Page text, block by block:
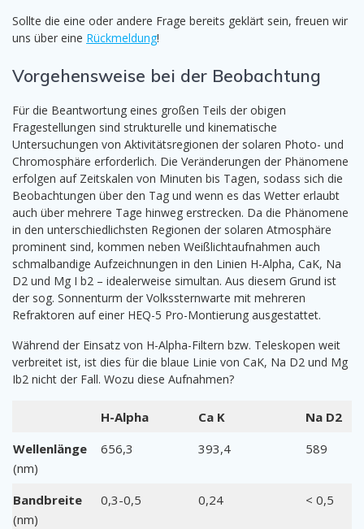
Sollte die eine oder andere Frage bereits geklärt sein, freuen wir
uns über eine Rückmeldung!
Vorgehensweise bei der Beobachtung
Für die Beantwortung eines großen Teils der obigen
Fragestellungen sind strukturelle und kinematische
Untersuchungen von Aktivitätsregionen der solaren Photo- und
Chromosphäre erforderlich. Die Veränderungen der Phänomene
erfolgen auf Zeitskalen von Minuten bis Tagen, sodass sich die
Beobachtungen über den Tag und wenn es das Wetter erlaubt
auch über mehrere Tage hinweg erstrecken. Da die Phänomene
in den unterschiedlichsten Regionen der solaren Atmosphäre
prominent sind, kommen neben Weißlichtaufnahmen auch
schmalbandige Aufzeichnungen in den Linien H-Alpha, CaK, Na
D2 und Mg I b2 – idealerweise simultan. Aus diesem Grund ist
der sog. Sonnenturm der Volkssternwarte mit mehreren
Refraktoren auf einer HEQ-5 Pro-Montierung ausgestattet.
Während der Einsatz von H-Alpha-Filtern bzw. Teleskopen weit
verbreitet ist, ist dies für die blaue Linie von CaK, Na D2 und Mg
Ib2 nicht der Fall. Wozu diese Aufnahmen?
H-Alpha Ca K
Na D2
Wellenlänge
(nm)
656,3 393,4 589
Bandbreite
(nm)
0,3-0,5 0,24 < 0,5